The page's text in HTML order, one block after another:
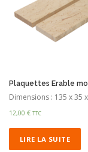
Plaquettes Erable
Dimensions : 135 x 35
12,00 € TTC
LIRE LA SUITE